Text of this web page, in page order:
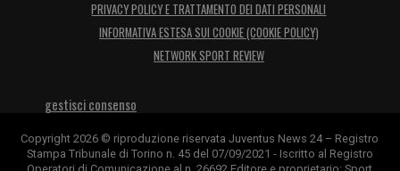
PRIVACY POLICY E TRATTAMENTO DEI DATI PERSONALI
INFORMATIVA ESTESA SUI COOKIE (COOKIE POLICY)
NETWORK SPORT REVIEW
gestisci consenso
Copyright 2026 © riproduzione riservata Juventus News 24 – Registro
Stampa Tribunale di Torino n. 45 del 07/09/2021 - Iscritto al Registro